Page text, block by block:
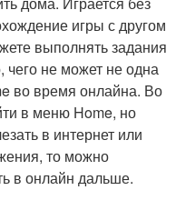
игры с другом
выполнять задания
чего не может не одна
во время онлайна. Во
в меню Home, но
в интернет или
то можно
в онлайн дальше.